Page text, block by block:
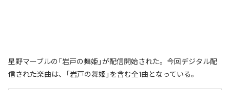
星野マーブルの「岩戸の舞姫」が配信開始された。今回デジタル配
信された楽曲は、「岩戸の舞姫」を含む全1曲となっている。